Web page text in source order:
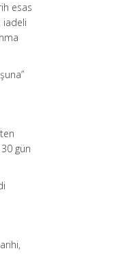
esas
iadeli
gün